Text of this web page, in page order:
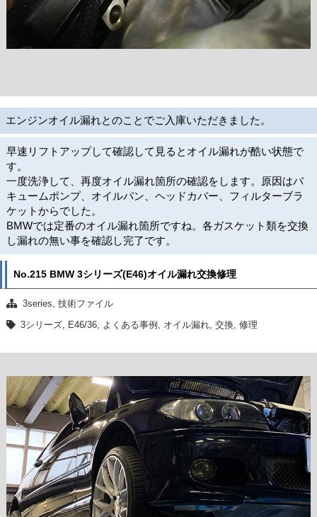
エンジンオイル漏れとのことでご入庫いただきました。
早速リフトアップして確認して見るとオイル漏れが酷い状態で
す。
一度洗浄して、再度オイル漏れ箇所の確認をします。原因はバ
キュームポンプ、オイルパン、ヘッドカバー、フィルターブラ
ケットからでした。
BMWでは定番のオイル漏れ箇所ですね。各ガスケット類を交換
し漏れの無い事を確認し完了です。
No.215 BMW 3シリーズ(E46)オイル漏れ交換修理
3series ,技術ファイル
3シリーズ
E46/36 よくある事例 オイル漏れ ,交換 ,修理